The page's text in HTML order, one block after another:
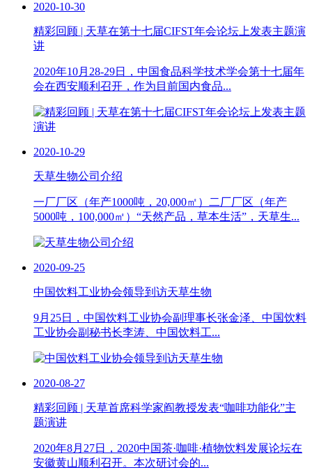
2020-10-30
精彩回顾 | 天草在第十七届CIFST年会论坛上发表主题演
讲
2020年10月28-29日，中国食品科学技术学会第十七届年
会在西安顺利召开，作为目前国内食品...
2020-10-29
天草生物公司介绍
一厂厂区（年产1000吨，20,000㎡）二厂厂区（年产
5000吨，100,000㎡）“天然产品，草本生活”，天草生...
2020-09-25
中国饮料工业协会领导到访天草生物
9月25日，中国饮料工业协会副理事长张金泽、中国饮料
工业协会副秘书长李涛、中国饮料工...
2020-08-27
精彩回顾 | 天草首席科学家阎教授发表“咖啡功能化”主
题演讲
2020年8月27日，2020中国茶·咖啡·植物饮料发展论坛在
安徽黄山顺利召开。本次研讨会的...